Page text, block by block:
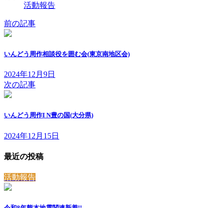
活動報告
前の記事
いんどう周作相談役を囲む会(東京南地区会)
2024年12月9日
次の記事
いんどう周作I N豊の国(大分県)
2024年12月15日
最近の投稿
活動報告